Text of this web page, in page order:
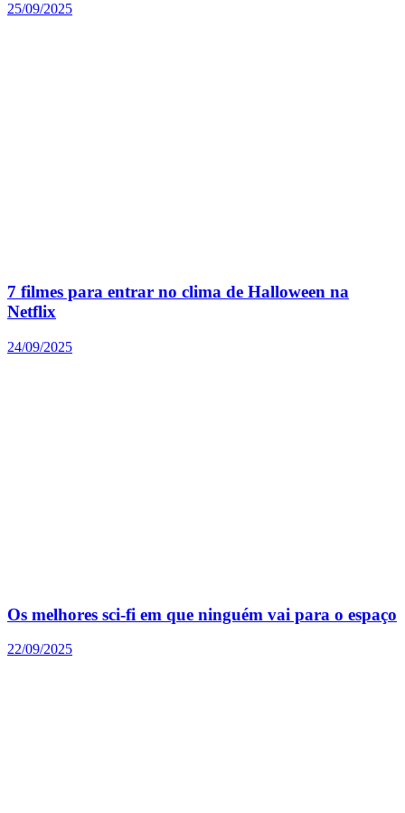
25/09/2025
7 filmes para entrar no clima de Halloween na
Netflix
24/09/2025
Os melhores sci-fi em que ninguém vai para o espaço
22/09/2025